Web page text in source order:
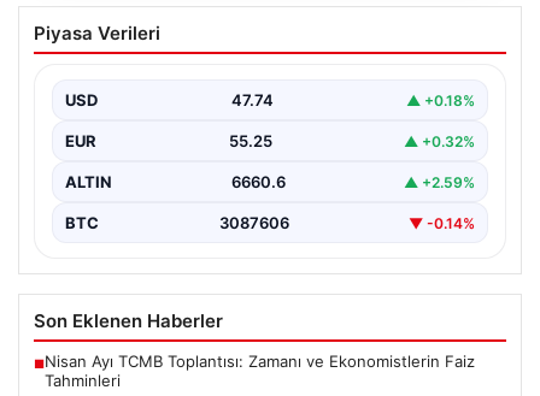
İş Bankası Yönetiminde Sürpriz
Değişiklik: Hakan Aran Görevini
Türkiye'nin köklü bankalarından İş Bankası'nda yönetim
Bankanın uzun…
Piyasa Verileri
USD 47.74 ▲ +0.18%
EUR 55.25 ▲ +0.32%
ALTIN 6660.6 ▲ +2.59%
BTC 3087606 ▼ -0.14%
Son Eklenen Haberler
■Nisan Ayı TCMB Toplantısı: Zamanı ve Ekonomistlerin Faiz
Tahminleri